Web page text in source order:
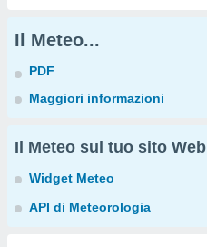
Il Meteo...
PDF
Maggiori informazioni
Il Meteo sul tuo sito Web
Widget Meteo
API di Meteorologia